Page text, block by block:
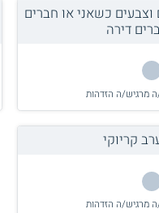
וצבעים כשאני או חברים
דירה
מרגיש/ה הזדהות
קריוקי
מרגיש/ה הזדהות